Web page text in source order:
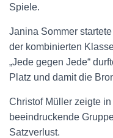
Spiele.
Janina Sommer
der kombinierten
„Jede gegen Jede“
Platz und damit die
Christof Müller zeigte
beeindruckende
Satzverlust.